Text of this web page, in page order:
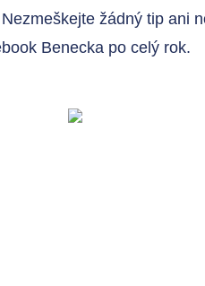
žádný tip ani
Benecka po celý rok.